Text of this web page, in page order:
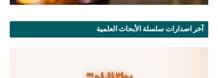
آخر اصدارات سلسلة الأبحاث العلمية